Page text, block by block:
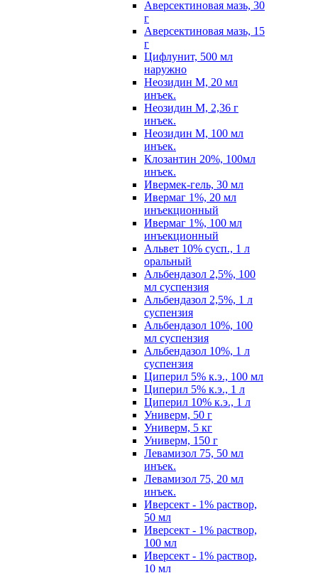
Аверсектиновая мазь, 30
г
Аверсектиновая мазь, 15
г
Цифлунит, 500 мл
наружно
Неозидин М, 20 мл
инъек.
Неозидин М, 2,36 г
инъек.
Неозидин М, 100 мл
инъек.
Клозантин 20%, 100мл
инъек.
Ивермек-гель, 30 мл
Ивермаг 1%, 20 мл
инъекционный
Ивермаг 1%, 100 мл
инъекционный
Альвет 10% сусп., 1 л
оральный
Альбендазол 2,5%, 100
мл суспензия
Альбендазол 2,5%, 1 л
суспензия
Альбендазол 10%, 100
мл суспензия
Альбендазол 10%, 1 л
суспензия
Циперил 5% к.э., 100 мл
Циперил 5% к.э., 1 л
Циперил 10% к.э., 1 л
Универм, 50 г
Универм, 5 кг
Универм, 150 г
Левамизол 75, 50 мл
инъек.
Левамизол 75, 20 мл
инъек.
Иверсект - 1% раствор,
50 мл
Иверсект - 1% раствор,
100 мл
Иверсект - 1% раствор,
10 мл